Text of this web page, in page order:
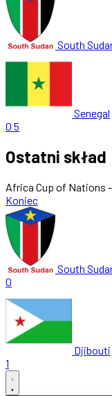
South
Senegal
0 5
Ostatni skład
Africa Cup of Nations
Koniec
South
0
Djibouti
1